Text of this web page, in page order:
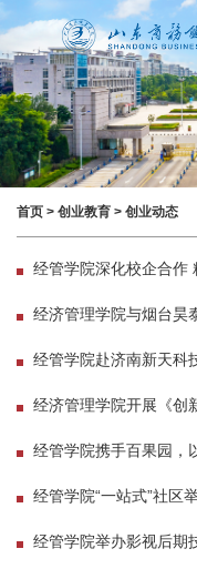
首页 > 创业教育 > 创业动态
经管学院赴济南新天科
经济管理学院开展《创
经管学院“一站式”社区
经管学院举办影视后期